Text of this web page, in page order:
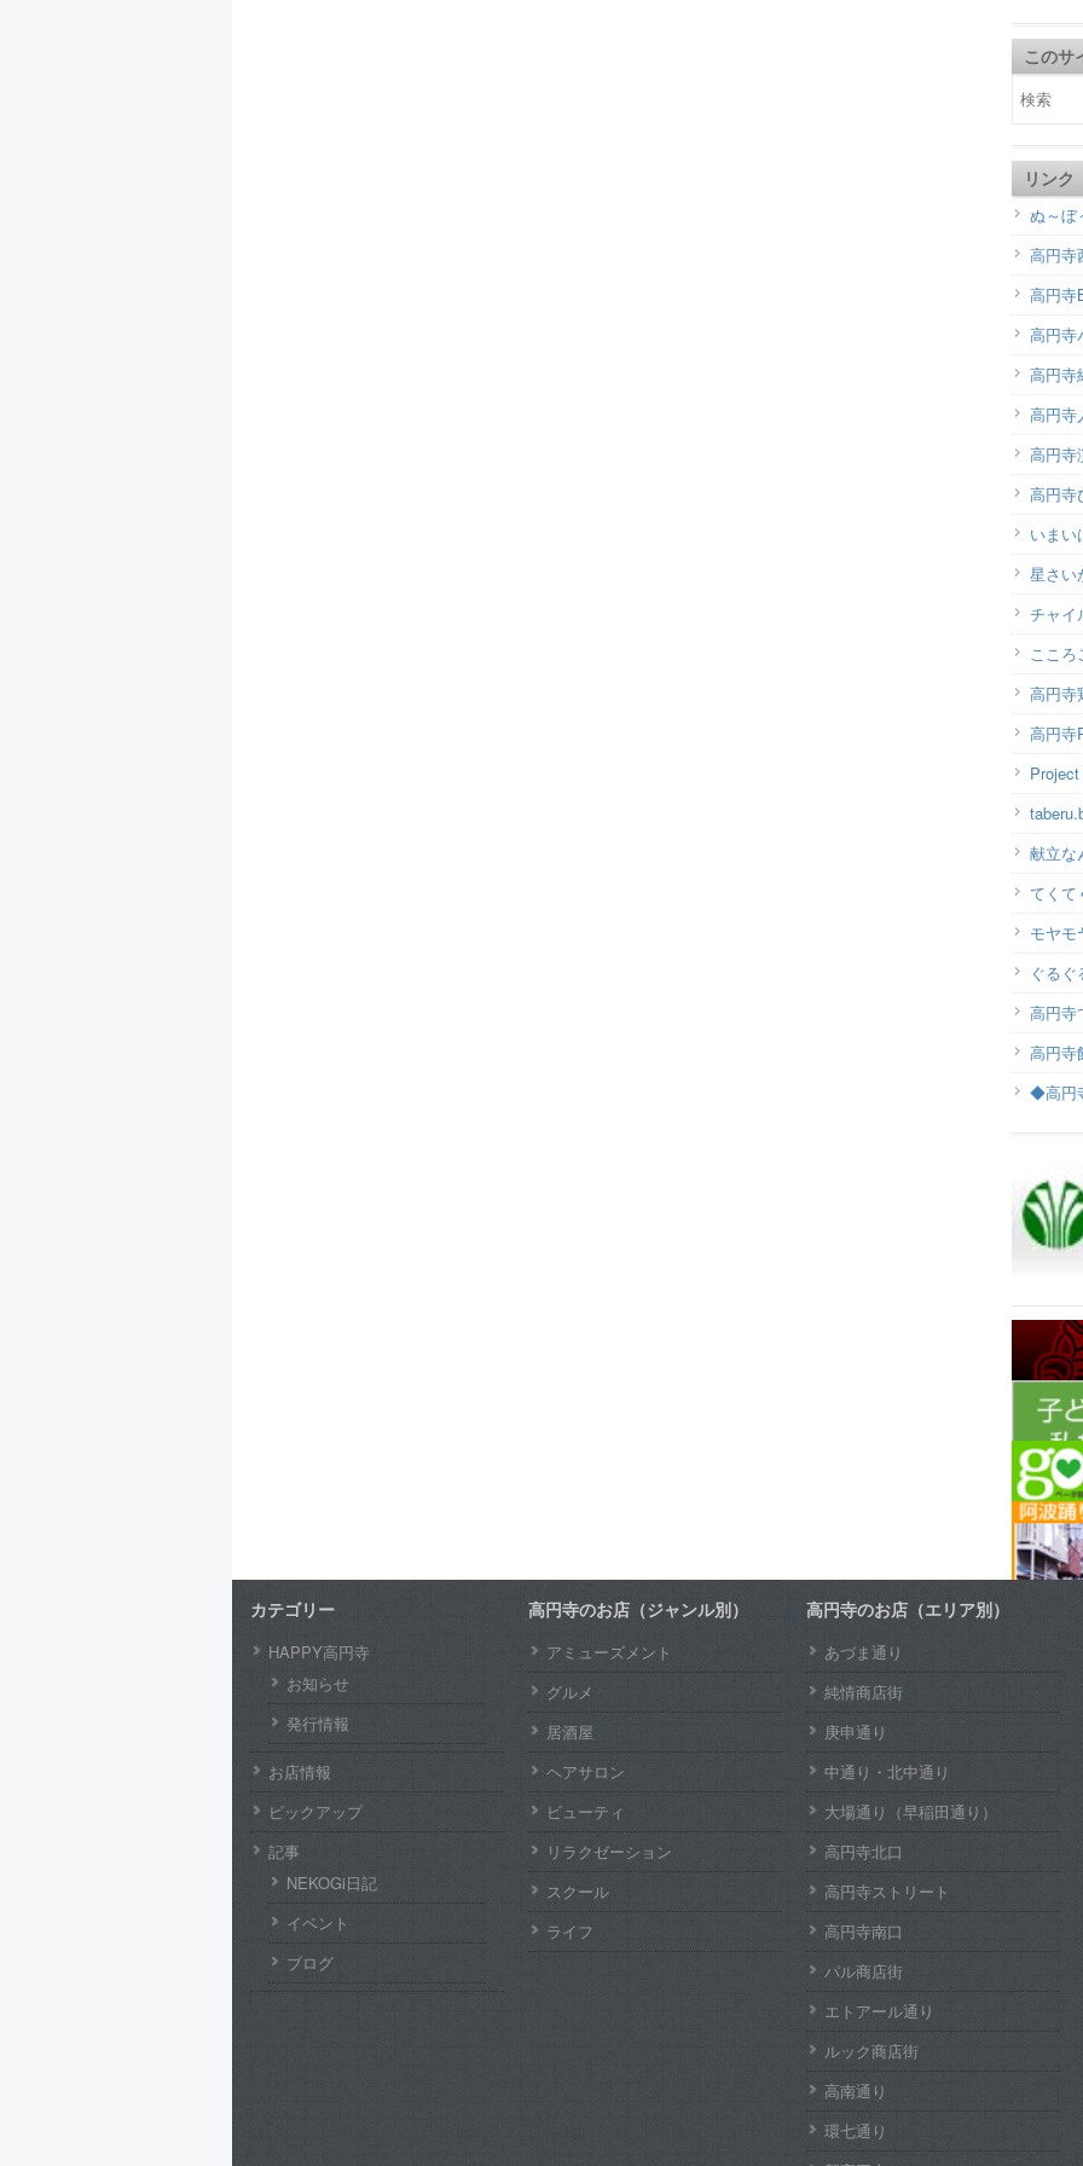
このサ
リンク
ぬ～ぼ
高円寺
高円寺
高円寺
高円寺
高円寺
高円寺
高円寺
いまい
星さい
チャイ
こころ
高円寺
高円寺
献立な
てくて
モヤモ
ぐる
高円寺
高円寺
◆高円
カテゴリー
HAPPY高円寺
お知らせ
発行情報
お店情報
ピックアップ
記事
NEKOGi日記
イベント
ブログ
高円寺のお店（ジャンル別）
アミューズメント
グルメ
居酒屋
ヘアサロン
ビューティ
リラクゼーション
スクール
ライフ
高円寺のお店（エリア別）
あづま通り
純情商店街
庚申通り
中通り・北中通り
大場通り（早稲田通り）
高円寺北口
高円寺ストリート
高円寺南口
パル商店街
エトアール通り
ルック商店街
高南通り
環七通り